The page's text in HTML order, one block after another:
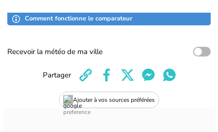
Comment fonctionne le comparateur
Recevoir la météo de ma ville
Ajouter à vos sources préférées
Partager